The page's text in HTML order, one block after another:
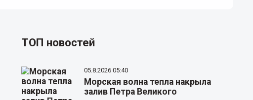
ТОП новостей
05.8.2026 05:40
Морская волна тепла накрыла
залив Петра Великого